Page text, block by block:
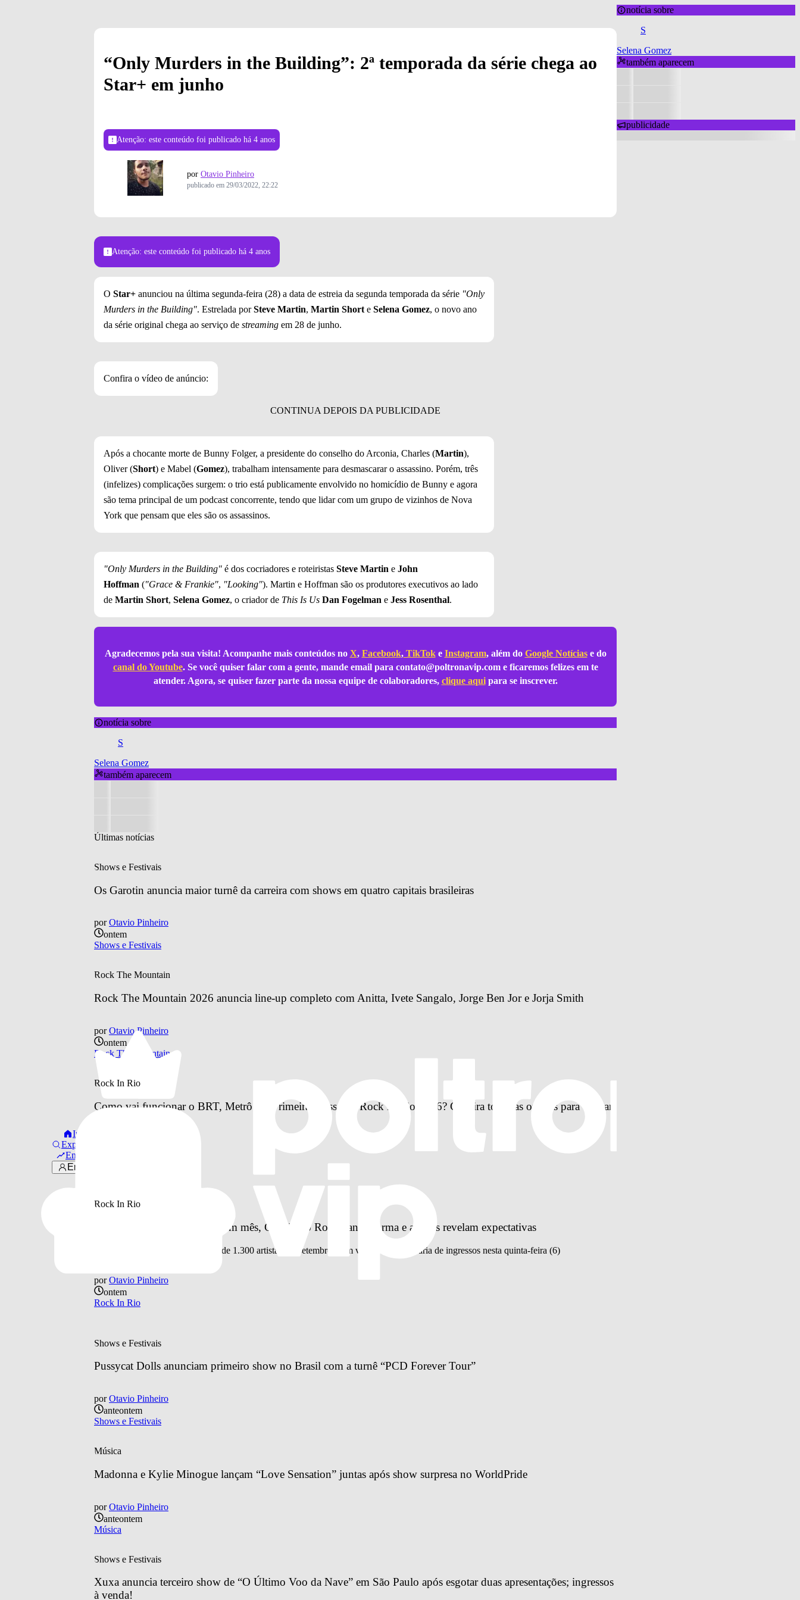
Início
Explorar
Em alta
Entrar
“Only Murders in the Building”: 2ª temporada da série chega ao
Star+ em junho
Atenção: este conteúdo foi publicado há 4 anos
por Otavio Pinheiro
publicado em 29/03/2022, 22:22
Atenção: este conteúdo foi publicado há 4 anos
O Star+ anunciou na última segunda-feira (28) a data de estreia da segunda temporada da série "Only
Murders in the Building". Estrelada porSteve Martin, Martin Short e Selena Gomez, o novo ano
da série original chega ao serviço de streaming em 28 de junho.
Confira o vídeo de anúncio:
Após a chocante morte de Bunny Folger, a presidente do conselho do Arconia, Charles (Martin),
Oliver (Short) e Mabel (Gomez), trabalham intensamente para desmascarar o assassino. Porém, três
(infelizes) complicações surgem: o trio está publicamente envolvido no homicídio de Bunny e agora
são tema principal de um podcast concorrente, tendo que lidar com um grupo de vizinhos de Nova
York que pensam que eles são os assassinos.
"Only Murders in the Building" é dos cocriadores e roteiristas Steve Martin e John
Hoffman ("Grace & Frankie", "Looking"). Martin e Hoffman são os produtores executivos ao lado
de Martin Short, Selena Gomez, o criador de This Is Us Dan Fogelman e Jess Rosenthal.
Agradecemos pela sua visita! Acompanhe mais conteúdos no X, Facebook,TikToke Instagram, além do Google Notíciase do
canal do Youtube. Se você quiser falar com a gente, mande email para contato@poltronavip.come ficaremos felizes em te
atender. Agora, se quiser fazer parte da nossa equipe de colaboradores, clique aquipara se inscrever.
notícia sobre
S
Selena Gomez
também aparecem
Últimas notícias
Shows e Festivais
Os Garotin anuncia maior turnê da carreira com shows em quatro capitais brasileiras
por Otavio Pinheiro
ontem
Shows e Festivais
Rock The Mountain
Rock The Mountain 2026 anuncia line-up completo com Anitta, Ivete Sangalo, Jorge Ben Jor e Jorja Smith
por Otavio Pinheiro
ontem
Rock The Mountain
Rock In Rio
Como vai funcionar o BRT, Metrô e o Primeira Classe no Rock in Rio 2026? Confira todas as opções para chegar
Rock In Rio
Rock in Rio 2026: faltando um mês, Cidade do Rock ganha forma e artistas revelam expectativas
Festival recebe 190 shows e mais de 1.300 artistas em setembro, com venda extraordinária de ingressos nesta quinta-feira (6)
por Otavio Pinheiro
ontem
Rock In Rio
Shows e Festivais
Pussycat Dolls anunciam primeiro show no Brasil com a turnê “PCD Forever Tour”
por Otavio Pinheiro
anteontem
Shows e Festivais
Música
Madonna e Kylie Minogue lançam “Love Sensation” juntas após show surpresa no WorldPride
por Otavio Pinheiro
anteontem
Música
Shows e Festivais
Xuxa anuncia terceiro show de “O Último Voo da Nave” em São Paulo após esgotar duas apresentações; ingressos
à venda!
notícia sobre
S
Selena Gomez
também aparecem
publicidade